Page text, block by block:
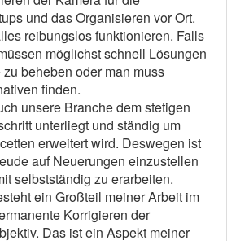
und das Organisieren vor Ort.
reibungslos funktionieren. Falls
möglichst schnell Lösungen
beheben oder man muss
finden.
unsere Branche dem stetigen
unterliegt und ständig um
erweitert wird. Deswegen ist
auf Neuerungen einzustellen
selbstständig zu erarbeiten.
ein Großteil meiner Arbeit im
Korrigieren der
Das ist ein Aspekt meiner